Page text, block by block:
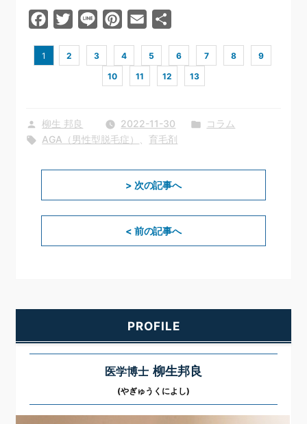
Facebook
Twitter Line Pinterest
Email
1 2 3 4 5 6 7 8
9
10
11 12 13
投
稿
柳生 邦良 2022-11-30
カ
リ
コラム
タ
AGA（男性型脱毛症） 育毛剤
前
の
< 前の記事へ
次
の
投
稿:
> 次の記事へ
PROFILE
医学博士 柳生邦良
(やぎゅうくによし)